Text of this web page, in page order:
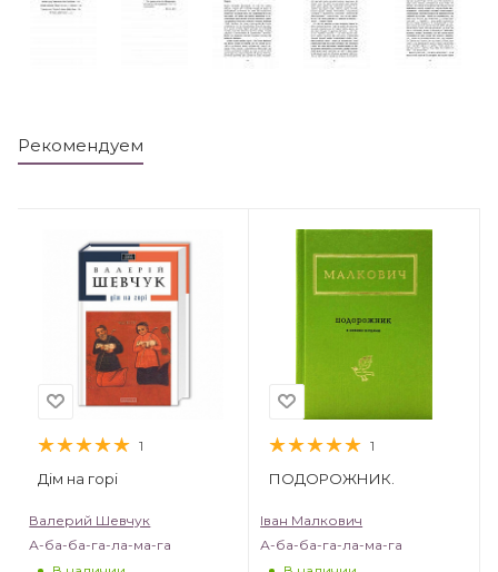
Рекомендуем
1
Дім на горі
Валерий Шевчук
А-ба-ба-га-ла-ма-га
1
ПОДОРОЖНИК.
Іван Малкович
А-ба-ба-га-ла-ма-га